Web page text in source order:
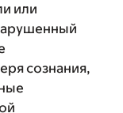
или
сознания,